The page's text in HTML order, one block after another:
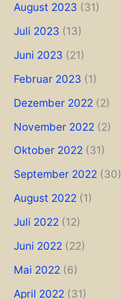
August 2023 (31)
Juli 2023 (13)
Juni 2023 (21)
Februar 2023 (1)
Dezember 2022 (2)
November 2022 (2)
Oktober 2022 (31)
September 2022 (30)
August 2022 (1)
Juli 2022 (12)
Juni 2022 (22)
Mai 2022 (6)
April 2022 (31)